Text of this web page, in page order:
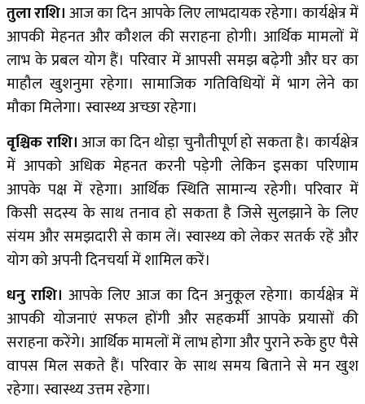
तुला राशि।आज का दिन आपके लिए लाभदायक रहेगा। कार्यक्षेत्र में
आपकी मेहनत और कौशल की सराहना होगी। आर्थिक मामलों में
लाभ के प्रबल योग हैं। परिवार में आपसी समझ बढ़ेगी और घर का
माहौल खुशनुमा रहेगा। सामाजिक गतिविधियों में भाग लेने का
मौका मिलेगा। स्वास्थ्य अच्छा रहेगा।
वृश्चिक राशि।आज का दिन थोड़ा चुनौतीपूर्ण हो सकता है। कार्यक्षेत्र
में आपको अधिक मेहनत करनी पड़ेगी लेकिन इसका परिणाम
आपके पक्ष में रहेगा। आर्थिक स्थिति सामान्य रहेगी। परिवार में
किसी सदस्य के साथ तनाव हो सकता है जिसे सुलझाने के लिए
संयम और समझदारी से काम लें। स्वास्थ्य को लेकर सतर्क रहें और
योग को अपनी दिनचर्या में शामिल करें।
धनु राशि। आपके लिए आज का दिन अनुकूल रहेगा। कार्यक्षेत्र में
आपकी योजनाएं सफल होंगी और सहकर्मी आपके प्रयासों की
सराहना करेंगे। आर्थिक मामलों में लाभ होगा और पुराने रुके हुए पैसे
वापस मिल सकते हैं। परिवार के साथ समय बिताने से मन खुश
रहेगा। स्वास्थ्य उत्तम रहेगा।